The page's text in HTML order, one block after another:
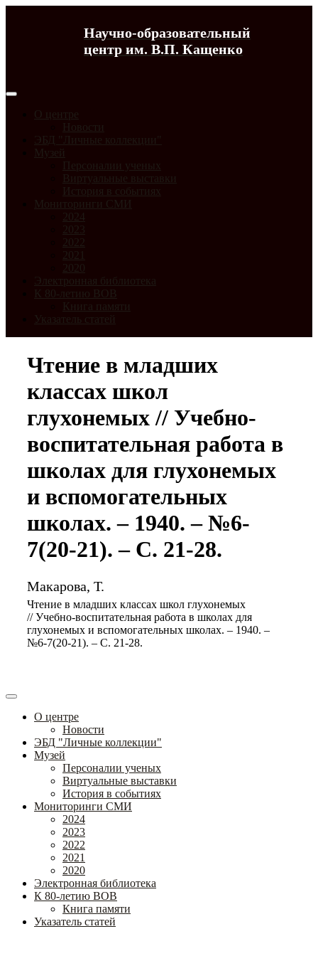
Научно-образовательный
центр им. В.П. Кащенко
О центре
Новости
ЭБД "Личные коллекции"
Музей
Персоналии ученых
Виртуальные выставки
История в событиях
Мониторинги СМИ
2024
2023
2022
2021
2020
Электронная библиотека
К 80-летию ВОВ
Книга памяти
Указатель статей
Чтение в младших
классах школ
глухонемых // Учебно-
воспитательная работа в
школах для глухонемых
и вспомогательных
школах. – 1940. – №6-
7(20-21). – С. 21-28.
Макарова, Т.
Чтение в младших классах школ глухонемых
// Учебно-воспитательная работа в школах для
глухонемых и вспомогательных школах. – 1940. –
№6-7(20-21). – С. 21-28.
О центре
Новости
ЭБД "Личные коллекции"
Музей
Персоналии ученых
Виртуальные выставки
История в событиях
Мониторинги СМИ
2024
2023
2022
2021
2020
Электронная библиотека
К 80-летию ВОВ
Книга памяти
Указатель статей